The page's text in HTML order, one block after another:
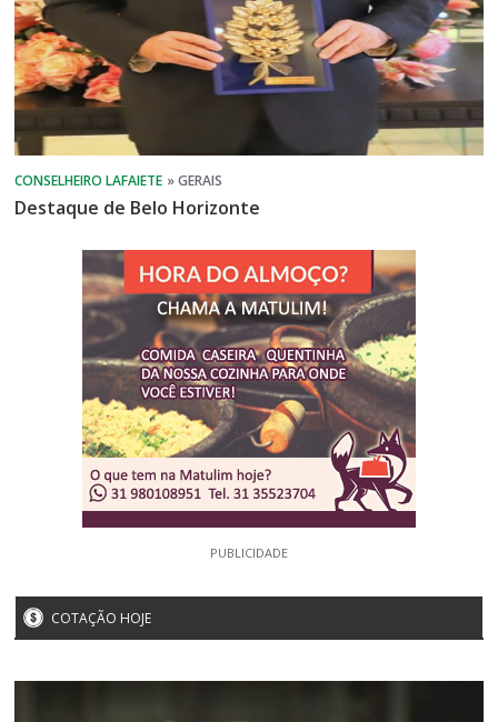
Destaque de Belo Horizonte
PUBLICIDADE
COTAÇÃO HOJE